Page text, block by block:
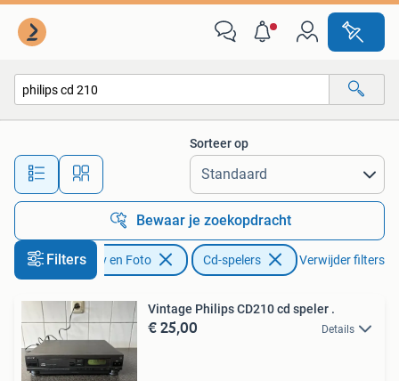
Alle afstanden…
Sorteer op
Bewaar je zoekopdracht
Filters
Audio, Tv en Foto Cd-spelers Verwijder filters
Vintage Philips CD210 cd speler .
€ 25,00 Details